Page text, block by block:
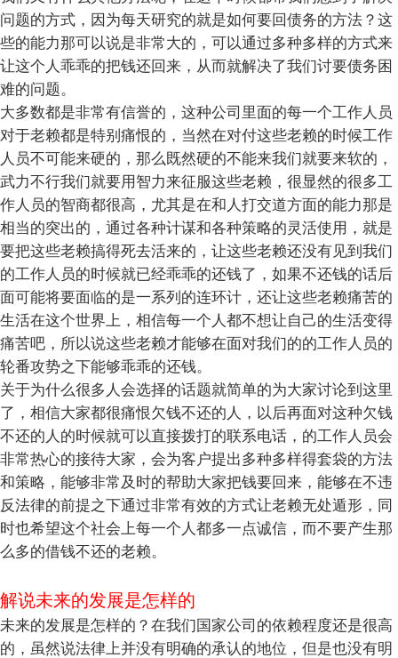
问题的方式，因为每天研究的就是如何要回债务的方法？这
些的能力那可以说是非常大的，可以通过多种多样的方式来
让这个人乖乖的把钱还回来，从而就解决了我们讨要债务困
难的问题。
大多数都是非常有信誉的，这种公司里面的每一个工作人员
对于老赖都是特别痛恨的，当然在对付这些老赖的时候工作
人员不可能来硬的，那么既然硬的不能来我们就要来软的，
武力不行我们就要用智力来征服这些老赖，很显然的很多工
作人员的智商都很高，尤其是在和人打交道方面的能力那是
相当的突出的，通过各种计谋和各种策略的灵活使用，就是
要把这些老赖搞得死去活来的，让这些老赖还没有见到我们
的工作人员的时候就已经乖乖的还钱了，如果不还钱的话后
面可能将要面临的是一系列的连环计，还让这些老赖痛苦的
生活在这个世界上，相信每一个人都不想让自己的生活变得
痛苦吧，所以说这些老赖才能够在面对我们的的工作人员的
轮番攻势之下能够乖乖的还钱。
关于为什么很多人会选择的话题就简单的为大家讨论到这里
了，相信大家都很痛恨欠钱不还的人，以后再面对这种欠钱
不还的人的时候就可以直接拨打的联系电话，的工作人员会
非常热心的接待大家，会为客户提出多种多样得套袋的方法
和策略，能够非常及时的帮助大家把钱要回来，能够在不违
反法律的前提之下通过非常有效的方式让老赖无处遁形，同
时也希望这个社会上每一个人都多一点诚信，而不要产生那
么多的借钱不还的老赖。
解说未来的发展是怎样的
未来的发展是怎样的？在我们国家公司的依赖程度还是很高
的，虽然说法律上并没有明确的承认的地位，但是也没有明